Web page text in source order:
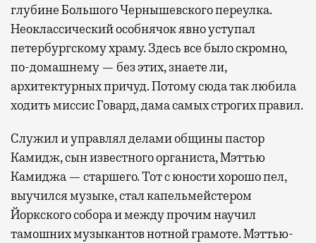
глубине Большого Чернышевского переулка.
Неоклассический особнячок явно уступал
петербургскому храму. Здесь все было скромно,
по-домашнему — без этих, знаете ли,
архитектурных причуд. Потому сюда так любила
ходить миссис Говард, дама самых строгих правил.
Служил и управлял делами общины пастор
Камидж, сын известного органиста, Мэттью
Камиджа — старшего. Тот с юности хорошо пел,
выучился музыке, стал капельмейстером
Йоркского собора и между прочим научил
тамошних музыкантов нотной грамоте. Мэттью-